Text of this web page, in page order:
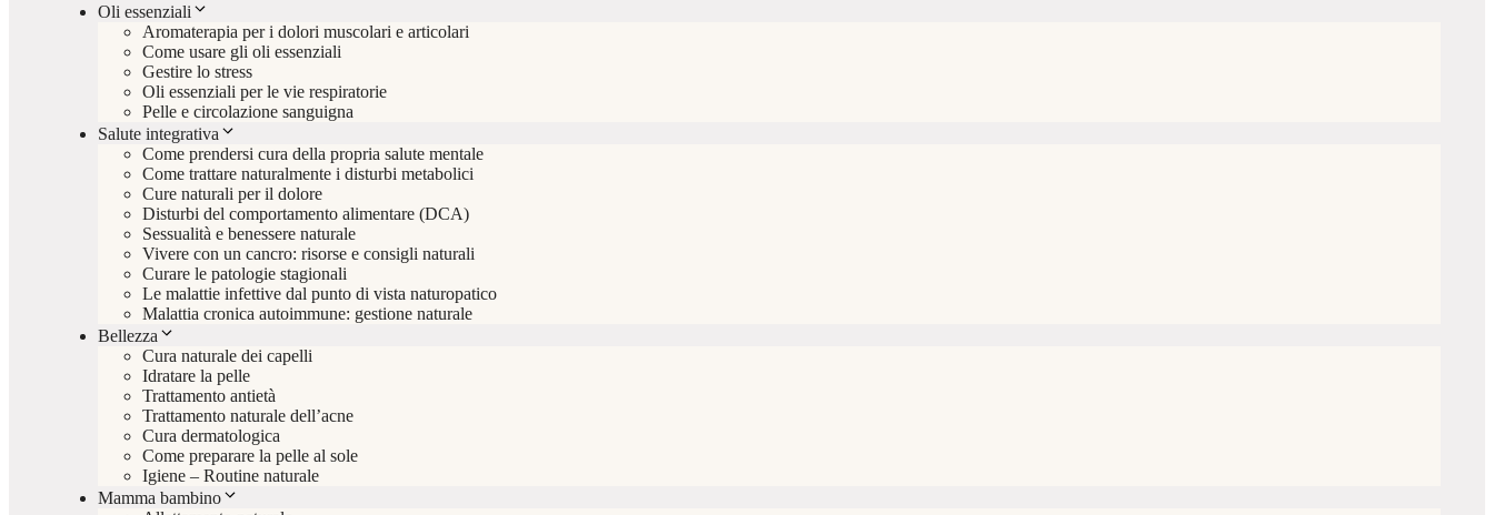
Oli essenziali
Aromaterapia per i dolori muscolari e articolari
Come usare gli oli essenziali
Gestire lo stress
Oli essenziali per le vie respiratorie
Pelle e circolazione sanguigna
Salute integrativa
Come prendersi cura della propria salute mentale
Come trattare naturalmente i disturbi metabolici
Cure naturali per il dolore
Disturbi del comportamento alimentare (DCA)
Sessualità e benessere naturale
Vivere con un cancro: risorse e consigli naturali
Curare le patologie stagionali
Le malattie infettive dal punto di vista naturopatico
Malattia cronica autoimmune: gestione naturale
Bellezza
Cura naturale dei capelli
Idratare la pelle
Trattamento antietà
Trattamento naturale dell’acne
Cura dermatologica
Come preparare la pelle al sole
Igiene – Routine naturale
Mamma bambino